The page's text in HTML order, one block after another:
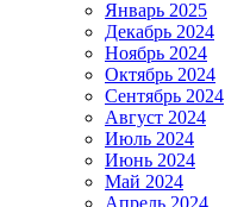
Январь 2025
Декабрь 2024
Ноябрь 2024
Октябрь 2024
Сентябрь 2024
Август 2024
Июль 2024
Июнь 2024
Май 2024
Апрель 2024